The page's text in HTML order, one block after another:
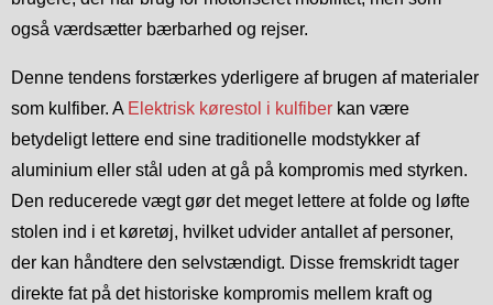
også værdsætter bærbarhed og rejser.
Denne tendens forstærkes yderligere af brugen af materialer
som kulfiber. A Elektrisk kørestol i kulfiber kan være
betydeligt lettere end sine traditionelle modstykker af
aluminium eller stål uden at gå på kompromis med styrken.
Den reducerede vægt gør det meget lettere at folde og løfte
stolen ind i et køretøj, hvilket udvider antallet af personer,
der kan håndtere den selvstændigt. Disse fremskridt tager
direkte fat på det historiske kompromis mellem kraft og